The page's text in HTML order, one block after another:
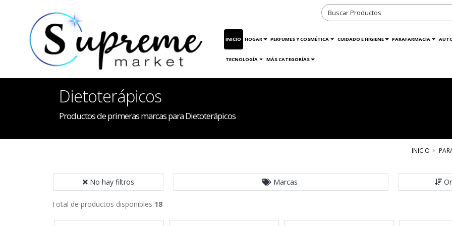
INICIO HOGAR PERFUMES Y COSMÉTICA CUIDADO E HIGIENE PARAFARMACIA
TECNOLOGÍA MÁS CATEGORÍAS
Dietoterápicos
Productos de primeras marcas para Dietoterápicos
INICIO
No hay filtros Marcas
Total de productos disponibles 18